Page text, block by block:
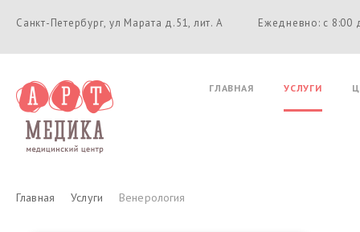
Санкт-Петербург, ул Марата д.51, лит. А Ежедневно: с 8:00
ГЛАВНАЯ УСЛУГИ
Главная Услуги Венерология